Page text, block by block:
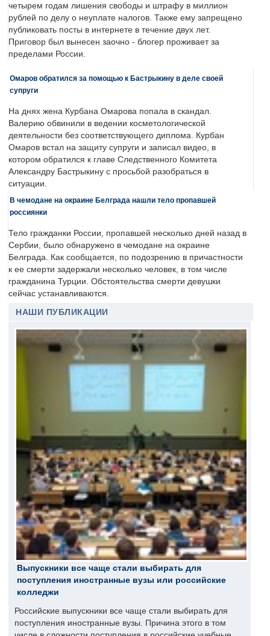
четырем годам лишения свободы и штрафу в миллион
рублей по делу о неуплате налогов. Также ему запрещено
публиковать посты в интернете в течение двух лет.
Приговор был вынесен заочно - блогер проживает за
пределами России.
Омаров обратился за помощью к Бастрыкину в деле своей
супруги
На днях жена Курбана Омарова попала в скандал.
Валерию обвинили в ведении косметологической
деятельности без соответствующего диплома. Курбан
Омаров встал на защиту супруги и записал видео, в
котором обратился к главе Следственного Комитета
Александру Бастрыкину с просьбой разобраться в
ситуации.
В чемодане на окраине Белграда нашли тело пропавшей
россиянки
Тело гражданки России, пропавшей несколько дней назад в
Сербии, было обнаружено в чемодане на окраине
Белграда. Как сообщается, по подозрению в причастности
к ее смерти задержали несколько человек, в том числе
гражданина Турции. Обстоятельства смерти девушки
сейчас устанавливаются.
НАШИ ПУБЛИКАЦИИ
Выпускники все чаще стали выбирать для
поступления иностранные вузы или российские
колледжи
Российские выпускники все чаще стали выбирать для
поступления иностранные вузы. Причина этого в том